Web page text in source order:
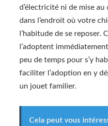
d’électricité ni de mise
dans l’endroit où votre
l’habitude de se reposer.
l’adoptent
peu de temps pour s’y
faciliter l’adoption en y
un jouet familier.
Cela peut vous